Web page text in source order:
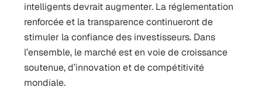
intelligents devrait augmenter. La réglementation
renforcée et la transparence continueront de
stimuler la confiance des investisseurs. Dans
l’ensemble, le marché est en voie de croissance
soutenue, d’innovation et de compétitivité
mondiale.